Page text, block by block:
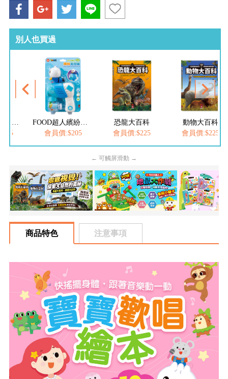
別人也買過
:$205
恐龍大百科
會員價:$225
動物大百科
會員價:$225
會員價:$252
← 可觸屏滑動 →
商品特色 注意事項